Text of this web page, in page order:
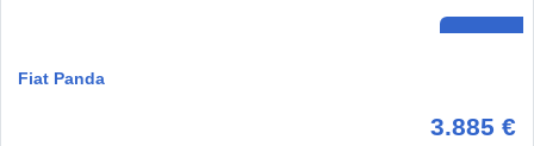
Fiat Panda
3.885 €